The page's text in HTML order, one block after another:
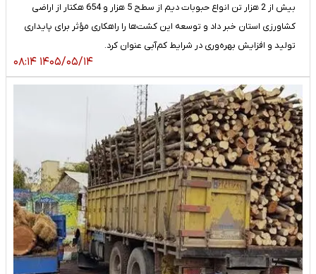
بیش از 2 هزار تن انواع حبوبات دیم از سطح 5 هزار و 654 هکتار از اراضی
کشاورزی استان خبر داد و توسعه این کشت‌ها را راهکاری مؤثر برای پایداری
تولید و افزایش بهره‌وری در شرایط کم‌آبی عنوان کرد.
۱۴۰۵/۰۵/۱۴ ۰۸:۱۴